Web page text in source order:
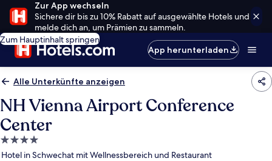
Zur App wechseln
Sichere dir bis zu 10% Rabatt auf ausgewählte Hotels und
melde dich an, um Prämien zu sammeln.
Zum Hauptinhalt springen
App herunterladen
Alle Unterkünfte anzeigen
NH Vienna Airport Conference
Center
4.0-
Sterne-
Hotel in Schwechat mit Wellnessbereich und Restaurant